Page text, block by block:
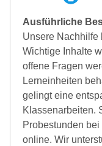
Ausführliche
Unsere Nachhilfe
Wichtige Inhalte
offene Fragen
Lerneinheiten
gelingt eine
Klassenarbeiten.
Probestunden
online. Wir